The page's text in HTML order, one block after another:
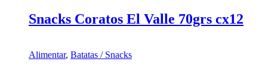
Snacks Coratos El Valle 70grs cx12
Alimentar, Batatas / Snacks